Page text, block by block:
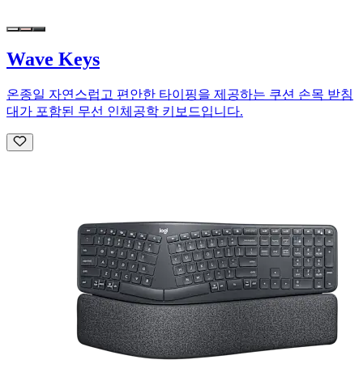
Wave Keys
온종일 자연스럽고 편안한 타이핑을 제공하는 쿠션 손목 받침
대가 포함된 무선 인체공학 키보드입니다.